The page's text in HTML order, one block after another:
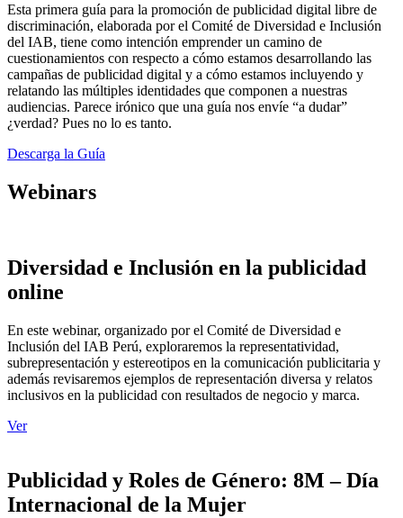
Esta primera guía para la promoción de publicidad digital libre de
discriminación, elaborada por el Comité de Diversidad e Inclusión
del IAB, tiene como intención emprender un camino de
cuestionamientos con respecto a cómo estamos desarrollando las
campañas de publicidad digital y a cómo estamos incluyendo y
relatando las múltiples identidades que componen a nuestras
audiencias. Parece irónico que una guía nos envíe “a dudar”
¿verdad? Pues no lo es tanto.
Descarga la Guía
Webinars
Diversidad e Inclusión en la publicidad
online
En este webinar, organizado por el Comité de Diversidad e
Inclusión del IAB Perú, exploraremos la representatividad,
subrepresentación y estereotipos en la comunicación publicitaria y
además revisaremos ejemplos de representación diversa y relatos
inclusivos en la publicidad con resultados de negocio y marca.
Ver
Publicidad y Roles de Género: 8M – Día
Internacional de la Mujer